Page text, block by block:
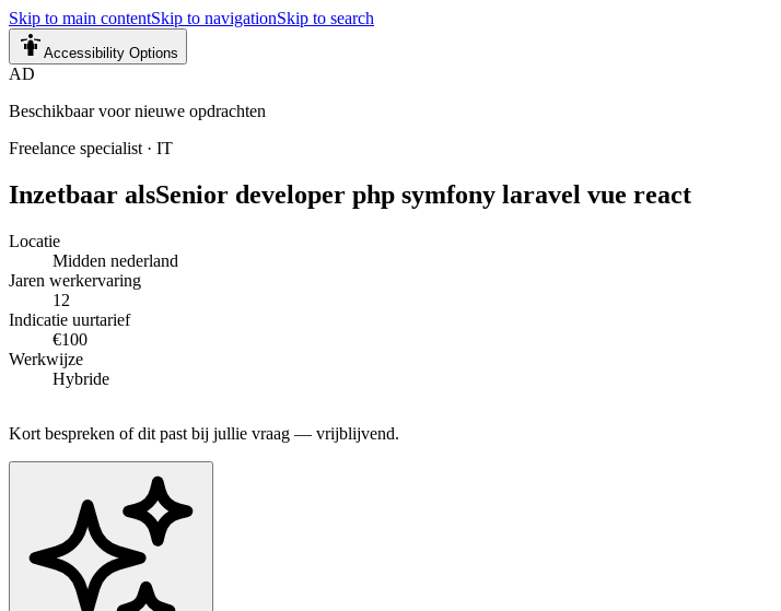
Skip to main contentSkip to navigationSkip to search
Accessibility Options
AD
Beschikbaar voor nieuwe opdrachten
Freelance specialist · IT
Inzetbaar alsSenior developer php symfony laravel vue react
Locatie
Midden nederland
Jaren werkervaring
12
Indicatie uurtarief
€100
Werkwijze
Hybride
Kort bespreken of dit past bij jullie vraag — vrijblijvend.